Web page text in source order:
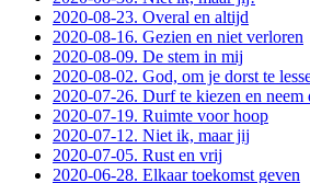
2020-08-23. Overal en altijd
2020-08-16. Gezien en niet verloren
2020-08-09. De stem in mij
2020-08-02. God, om je dorst te
2020-07-26. Durf te kiezen en neem
2020-07-19. Ruimte voor hoop
2020-07-12. Niet ik, maar jij
2020-07-05. Rust en vrij
2020-06-28. Elkaar toekomst geven